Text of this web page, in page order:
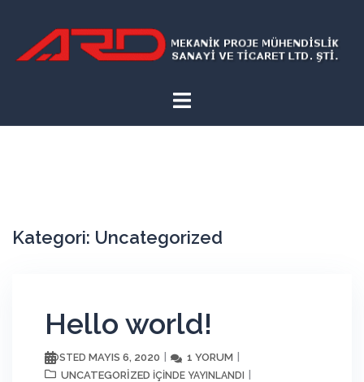
Kategori: Uncategorized
Hello world!
POSTED MAYIS 6, 2020
1 YORUM
UNCATEGORIZED IÇINDE YAYINLANDI